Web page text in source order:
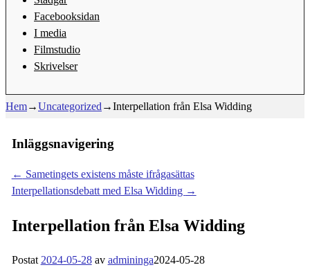
Facebooksidan
I media
Filmstudio
Skrivelser
Hem→Uncategorized →Interpellation från Elsa Widding
Inläggsnavigering
← Sametingets existens måste ifrågasättas
Interpellationsdebatt med Elsa Widding →
Interpellation från Elsa Widding
Postat 2024-05-28 av admininga2024-05-28